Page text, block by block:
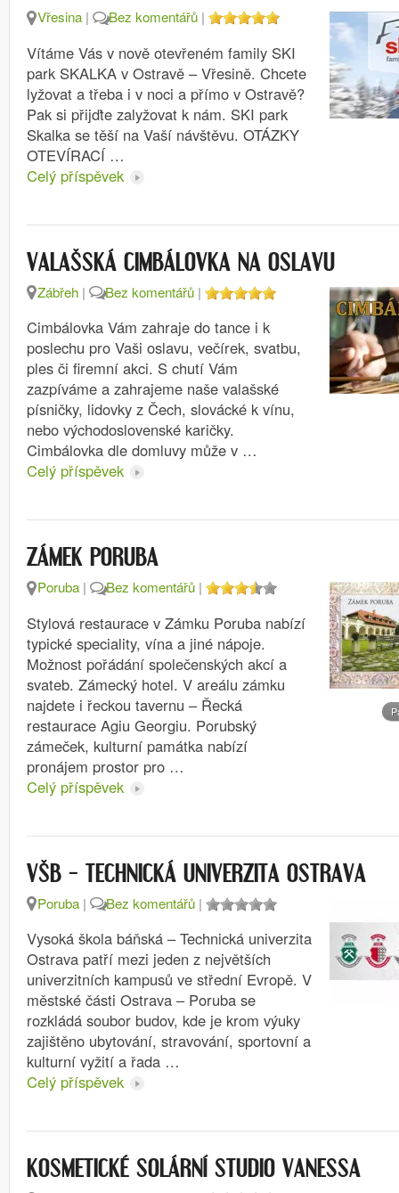
Vřesina | Bez komentářů |
Vítáme Vás v nově otevřeném family SKI
park SKALKA v Ostravě – Vřesině. Chcete
lyžovat a třeba i v noci a přímo v Ostravě?
Pak si přijďte zalyžovat k nám. SKI park
Skalka se těší na Vaší návštěvu. OTÁZKY
OTEVÍRACÍ …
Celý příspěvek
VALAŠSKÁ CIMBÁLOVKA NA OSLAVU
Zábřeh | Bez komentářů |
Cimbálovka Vám zahraje do tance i k
poslechu pro Vaši oslavu, večírek, svatbu,
ples či firemní akci. S chutí Vám
zazpíváme a zahrajeme naše valašské
písničky, lidovky z Čech, slovácké k vínu,
nebo východoslovenské karičky.
Cimbálovka dle domluvy může v …
Celý příspěvek
ZÁMEK PORUBA
Poruba | Bez komentářů |
Stylová restaurace v Zámku Poruba nabízí
typické speciality, vína a jiné nápoje.
Možnost pořádání společenských akcí a
svateb. Zámecký hotel. V areálu zámku
najdete i řeckou tavernu – Řecká
restaurace Agiu Georgiu. Porubský
zámeček, kulturní památka nabízí
pronájem prostor pro …
Celý příspěvek
VŠB – TECHNICKÁ UNIVERZITA OSTRAVA
Poruba | Bez komentářů |
Vysoká škola báňská – Technická univerzita
Ostrava patří mezi jeden z největších
univerzitních kampusů ve střední Evropě. V
městské části Ostrava – Poruba se
rozkládá soubor budov, kde je krom výuky
zajištěno ubytování, stravování, sportovní a
kulturní vyžití a řada …
Celý příspěvek
KOSMETICKÉ SOLÁRNÍ STUDIO VANESSA